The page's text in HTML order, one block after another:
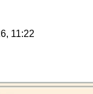
11:22